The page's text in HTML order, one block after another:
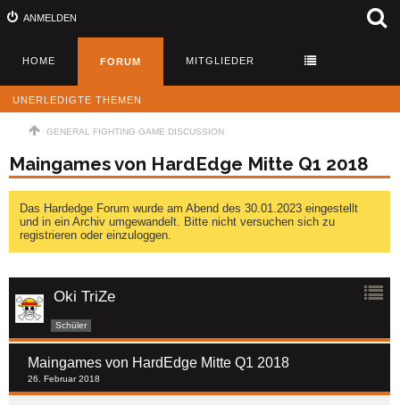
ANMELDEN
HOME FORUM MITGLIEDER
UNERLEDIGTE THEMEN
GENERAL FIGHTING GAME DISCUSSION
Maingames von HardEdge Mitte Q1 2018
Das Hardedge Forum wurde am Abend des 30.01.2023 eingestellt
und in ein Archiv umgewandelt. Bitte nicht versuchen sich zu
registrieren oder einzuloggen.
Oki TriZe
Schüler
Maingames von HardEdge Mitte Q1 2018
26. Februar 2018